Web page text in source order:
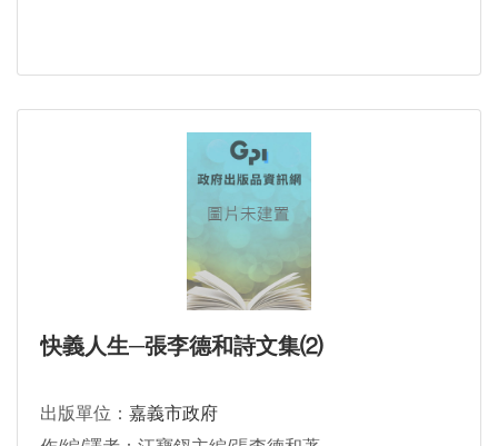
快義人生─張李德和詩文集⑵
出版單位： 嘉義市政府